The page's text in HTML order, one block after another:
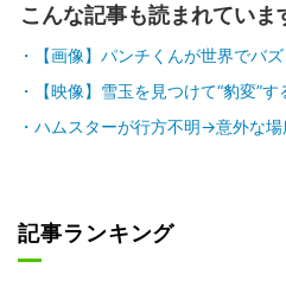
こんな記事も読まれていま
【画像】パンチくんが世界でバ
【映像】雪玉を見つけて“豹変”
ハムスターが行方不明→意外な場
記事ランキング